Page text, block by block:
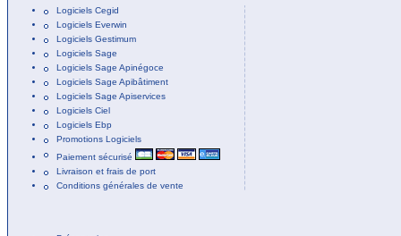
Logiciels Cegid
Logiciels Everwin
Logiciels Gestimum
Logiciels Sage
Logiciels Sage Apinégoce
Logiciels Sage Apibâtiment
Logiciels Sage Apiservices
Logiciels Ciel
Logiciels Ebp
Promotions Logiciels
Paiement sécurisé
Livraison et frais de port
Conditions générales de vente